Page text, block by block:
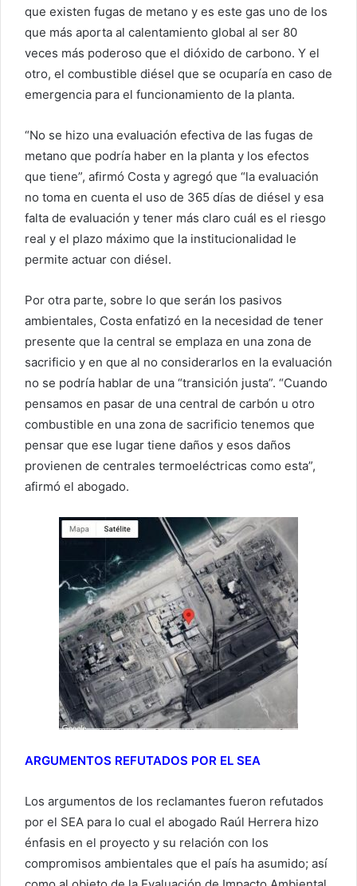
que existen fugas de metano y es este gas uno de los
que más aporta al calentamiento global al ser 80
veces más poderoso que el dióxido de carbono. Y el
otro, el combustible diésel que se ocuparía en caso de
emergencia para el funcionamiento de la planta.
“No se hizo una evaluación efectiva de las fugas de
metano que podría haber en la planta y los efectos
que tiene”, afirmó Costa y agregó que “la evaluación
no toma en cuenta el uso de 365 días de diésel y esa
falta de evaluación y tener más claro cuál es el riesgo
real y el plazo máximo que la institucionalidad le
permite actuar con diésel.
Por otra parte, sobre lo que serán los pasivos
ambientales, Costa enfatizó en la necesidad de tener
presente que la central se emplaza en una zona de
sacrificio y en que al no considerarlos en la evaluación
no se podría hablar de una “transición justa”. “Cuando
pensamos en pasar de una central de carbón u otro
combustible en una zona de sacrificio tenemos que
pensar que ese lugar tiene daños y esos daños
provienen de centrales termoeléctricas como esta”,
afirmó el abogado.
ARGUMENTOS REFUTADOS POR EL SEA
Los argumentos de los reclamantes fueron refutados
por el SEA para lo cual el abogado Raúl Herrera hizo
énfasis en el proyecto y su relación con los
compromisos ambientales que el país ha asumido; así